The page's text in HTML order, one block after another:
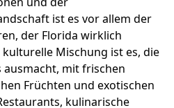
ist es vor allem der
der Florida wirklich
Mischung ist es, die
ausmacht, mit frischen
Früchten und exotischen
kulinarische